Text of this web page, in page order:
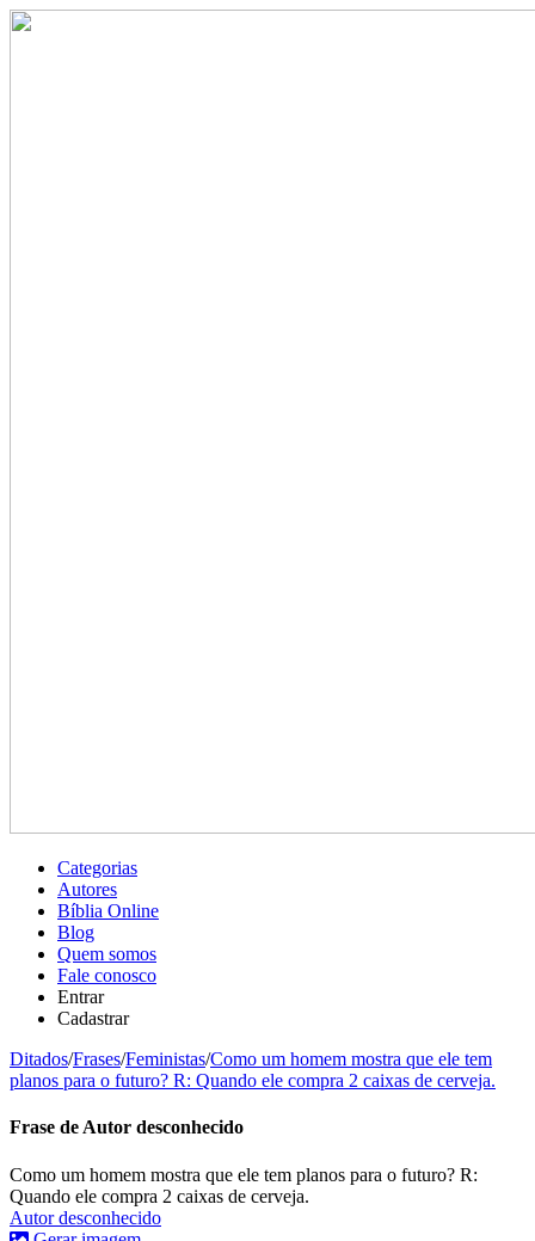
Categorias
Autores
Bíblia Online
Blog
Quem somos
Fale conosco
Entrar
Cadastrar
Ditados/Frases/Feministas/Como um homem mostra que ele tem
planos para o futuro? R: Quando ele compra 2 caixas de cerveja.
Frase de Autor desconhecido
Como um homem mostra que ele tem planos para o futuro? R:
Quando ele compra 2 caixas de cerveja.
Autor desconhecido